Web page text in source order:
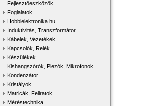
Fejlesztőeszközök
Foglalatok
Hobbielektronika.hu
Induktivitás, Transzformátor
Kábelek, Vezetékek
Kapcsolók, Relék
Készülékek
Kishangszórók, Piezók, Mikrofonok
Kondenzátor
Kristályok
Matricák, Feliratok
Méréstechnika